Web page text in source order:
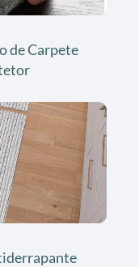
de Carpete